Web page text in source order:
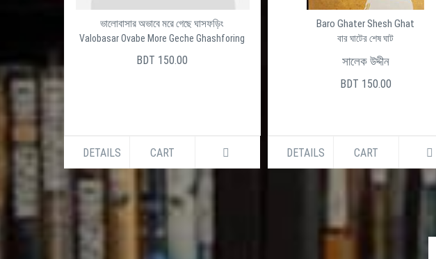
ভালোবাসার অভাবে মরে গেছে ঘাসফড়িং
Valobasar Ovabe More Geche Ghashforing
BDT 150.00
DETAILS CART
Baro Ghater Shesh Ghat
বার ঘাটের শেষ ঘাট
সালেক উদ্দীন
BDT 150.00
DETAILS CART